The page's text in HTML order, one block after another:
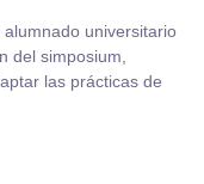
universitario
del simposium,
las prácticas de